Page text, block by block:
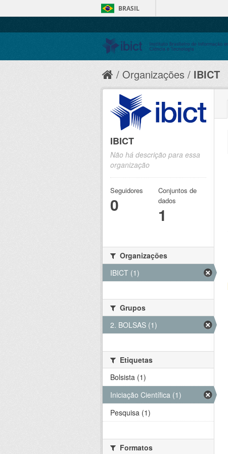
BRASIL
Organizações IBICT
IBICT
Não há descrição para essa
organização
Seguidores
0
Conjuntos de
dados
1
Organizações
IBICT (1)
Grupos
2. BOLSAS (1)
Etiquetas
Bolsista (1)
Iniciação Científica (1)
Pesquisa (1)
Formatos